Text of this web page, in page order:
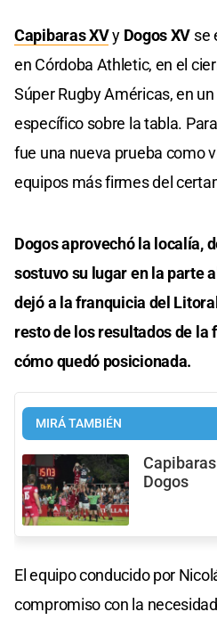
Capibaras XVy Dogos XV se
en Córdoba Athletic, en el
Súper Rugby Américas, en
específico sobre la tabla.
fue una nueva prueba como
equipos más firmes del
Dogos aprovechó la localía,
sostuvo su lugar en la parte
dejó a la franquicia del
resto de los resultados de la
cómo quedó posicionada.
MIRÁ TAMBIÉN
Dogos
El equipo conducido por
compromiso con la